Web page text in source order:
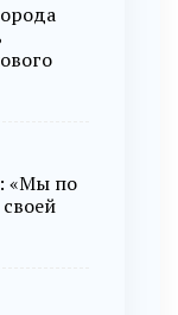
«Мы по